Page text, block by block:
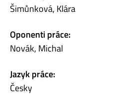
Šimůnková, Klára
Oponenti práce:
Novák, Michal
Jazyk práce:
Česky